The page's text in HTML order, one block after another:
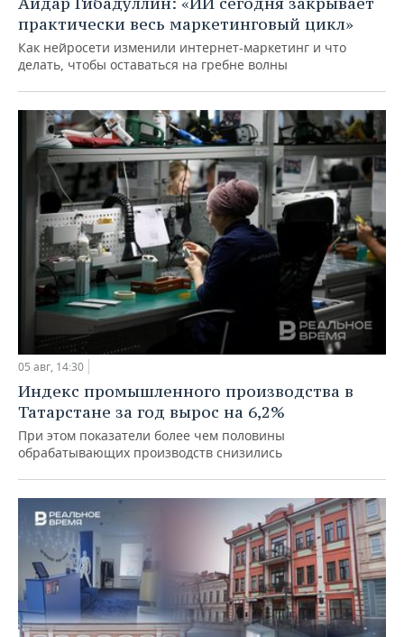
практически весь маркетинговый цикл»
Как нейросети изменили интернет-маркетинг и что
делать, чтобы оставаться на гребне волны
05 авг, 14:30
Индекс промышленного производства в
Татарстане за год вырос на 6,2%
При этом показатели более чем половины
обрабатывающих производств снизились